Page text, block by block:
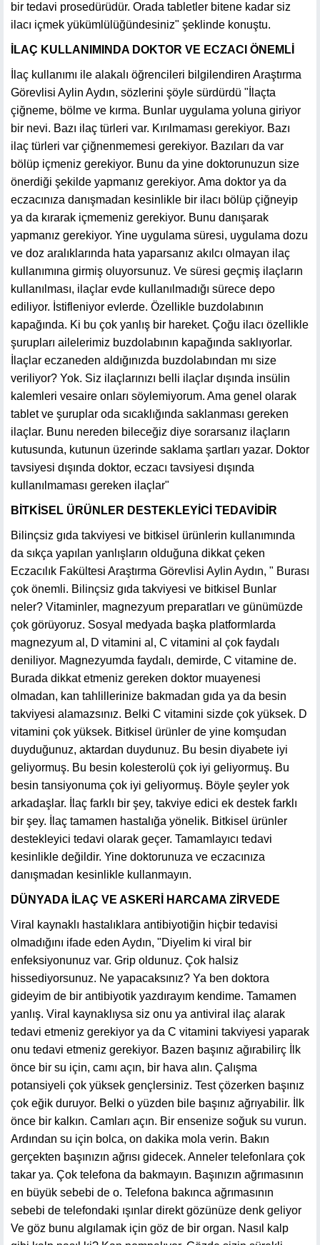
bir tedavi prosedürüdür. Orada tabletler bitene kadar siz
ilacı içmek yükümlülüğündesiniz" şeklinde konuştu.
İLAÇ KULLANIMINDA DOKTOR VE ECZACI ÖNEMLİ
İlaç kullanımı ile alakalı öğrencileri bilgilendiren Araştırma
Görevlisi Aylin Aydın, sözlerini şöyle sürdürdü "İlaçta
çiğneme, bölme ve kırma. Bunlar uygulama yoluna giriyor
bir nevi. Bazı ilaç türleri var. Kırılmaması gerekiyor. Bazı
ilaç türleri var çiğnenmemesi gerekiyor. Bazıları da var
bölüp içmeniz gerekiyor. Bunu da yine doktorunuzun size
önerdiği şekilde yapmanız gerekiyor. Ama doktor ya da
eczacınıza danışmadan kesinlikle bir ilacı bölüp çiğneyip
ya da kırarak içmemeniz gerekiyor. Bunu danışarak
yapmanız gerekiyor. Yine uygulama süresi, uygulama dozu
ve doz aralıklarında hata yaparsanız akılcı olmayan ilaç
kullanımına girmiş oluyorsunuz. Ve süresi geçmiş ilaçların
kullanılması, ilaçlar evde kullanılmadığı sürece depo
ediliyor. İstifleniyor evlerde. Özellikle buzdolabının
kapağında. Ki bu çok yanlış bir hareket. Çoğu ilacı özellikle
şurupları ailelerimiz buzdolabının kapağında saklıyorlar.
İlaçlar eczaneden aldığınızda buzdolabından mı size
veriliyor? Yok. Siz ilaçlarınızı belli ilaçlar dışında insülin
kalemleri vesaire onları söylemiyorum. Ama genel olarak
tablet ve şuruplar oda sıcaklığında saklanması gereken
ilaçlar. Bunu nereden bileceğiz diye sorarsanız ilaçların
kutusunda, kutunun üzerinde saklama şartları yazar. Doktor
tavsiyesi dışında doktor, eczacı tavsiyesi dışında
kullanılmaması gereken ilaçlar"
BİTKİSEL ÜRÜNLER DESTEKLEYİCİ TEDAVİDİR
Bilinçsiz gıda takviyesi ve bitkisel ürünlerin kullanımında
da sıkça yapılan yanlışların olduğuna dikkat çeken
Eczacılık Fakültesi Araştırma Görevlisi Aylin Aydın, " Burası
çok önemli. Bilinçsiz gıda takviyesi ve bitkisel Bunlar
neler? Vitaminler, magnezyum preparatları ve günümüzde
çok görüyoruz. Sosyal medyada başka platformlarda
magnezyum al, D vitamini al, C vitamini al çok faydalı
deniliyor. Magnezyumda faydalı, demirde, C vitamine de.
Burada dikkat etmeniz gereken doktor muayenesi
olmadan, kan tahlillerinize bakmadan gıda ya da besin
takviyesi alamazsınız. Belki C vitamini sizde çok yüksek. D
vitamini çok yüksek. Bitkisel ürünler de yine komşudan
duyduğunuz, aktardan duydunuz. Bu besin diyabete iyi
geliyormuş. Bu besin kolesterolü çok iyi geliyormuş. Bu
besin tansiyonuma çok iyi geliyormuş. Böyle şeyler yok
arkadaşlar. İlaç farklı bir şey, takviye edici ek destek farklı
bir şey. İlaç tamamen hastalığa yönelik. Bitkisel ürünler
destekleyici tedavi olarak geçer. Tamamlayıcı tedavi
kesinlikle değildir. Yine doktorunuza ve eczacınıza
danışmadan kesinlikle kullanmayın.
DÜNYADA İLAÇ VE ASKERİ HARCAMA ZİRVEDE
Viral kaynaklı hastalıklara antibiyotiğin hiçbir tedavisi
olmadığını ifade eden Aydın, "Diyelim ki viral bir
enfeksiyonunuz var. Grip oldunuz. Çok halsiz
hissediyorsunuz. Ne yapacaksınız? Ya ben doktora
gideyim de bir antibiyotik yazdırayım kendime. Tamamen
yanlış. Viral kaynaklıysa siz onu ya antiviral ilaç alarak
tedavi etmeniz gerekiyor ya da C vitamini takviyesi yaparak
onu tedavi etmeniz gerekiyor. Bazen başınız ağırabilirç İlk
önce bir su için, camı açın, bir hava alın. Çalışma
potansiyeli çok yüksek gençlersiniz. Test çözerken başınız
çok eğik duruyor. Belki o yüzden bile başınız ağrıyabilir. İlk
önce bir kalkın. Camları açın. Bir ensenize soğuk su vurun.
Ardından su için bolca, on dakika mola verin. Bakın
gerçekten başınızın ağrısı gidecek. Anneler telefonlara çok
takar ya. Çok telefona da bakmayın. Başınızın ağrımasının
en büyük sebebi de o. Telefona bakınca ağrımasının
sebebi de telefondaki ışınlar direkt gözünüze denk geliyor
Ve göz bunu algılamak için göz de bir organ. Nasıl kalp